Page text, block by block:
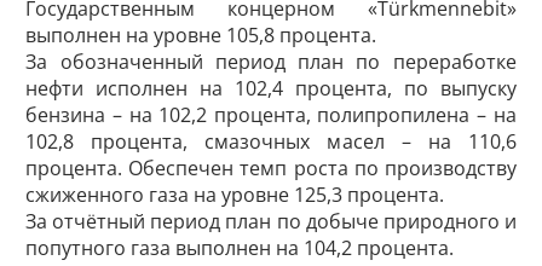
Государственным концерном «Türkmennebit»
выполнен на уровне 105,8 процента.
За обозначенный период план по переработке
нефти исполнен на 102,4 процента, по выпуску
бензина – на 102,2 процента, полипропилена – на
102,8 процента, смазочных масел – на 110,6
процента. Обес­печен темп роста по производству
сжиженного газа на уровне 125,3 процента.
За отчётный период план по добыче природного и
попутного газа выполнен на 104,2 процента.